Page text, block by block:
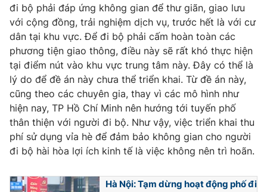
đi bộ phải đáp ứng không gian để thư giãn, giao lưu
với cộng đồng, trải nghiệm dịch vụ, trước hết là với cư
dân tại khu vực. Để đi bộ phải cấm hoàn toàn các
phương tiện giao thông, điều này sẽ rất khó thực hiện
tại điểm nút vào khu vực trung tâm này. Đây có thể là
lý do để đề án này chưa thể triển khai. Từ đề án này,
cũng theo các chuyên gia, thay vì các mô hình như
hiện nay, TP Hồ Chí Minh nên hướng tới tuyến phố
thân thiện với người đi bộ. Như vậy, việc triển khai thu
phí sử dụng vỉa hè để đảm bảo không gian cho người
đi bộ hài hòa lợi ích kinh tế là việc không nên trì hoãn.
Hà Nội: Tạm dừng hoạt động phố đi